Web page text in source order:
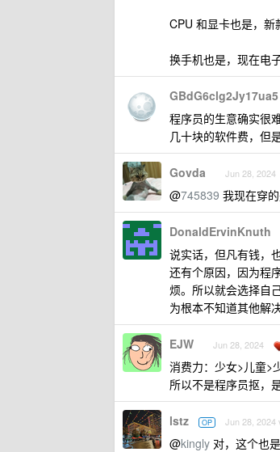
CPU 和显卡也是，新
换手机也是，现在电
GBdG6clg2Jy17ua5
程序员的生意确实很难
几十块的软件费，但
Govda Jun 28, 2024
@745839 我现在穿
DonaldErvinKnuth
说实话，但凡有钱，
还有个原因，因为程
烦。所以就会选择自
为根本不知道其他解
EJW Jun 28, 2024
消费力：少女>儿童>
所以不是程序员抠，
lstz OP Jun 28, 2024
@kingly 对，这个也